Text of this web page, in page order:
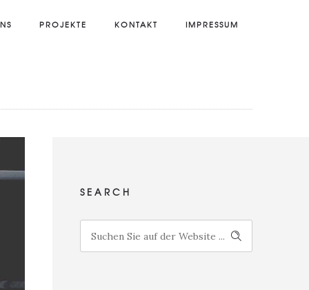
PROJEKTE KONTAKT IMPRESSUM
SEARCH